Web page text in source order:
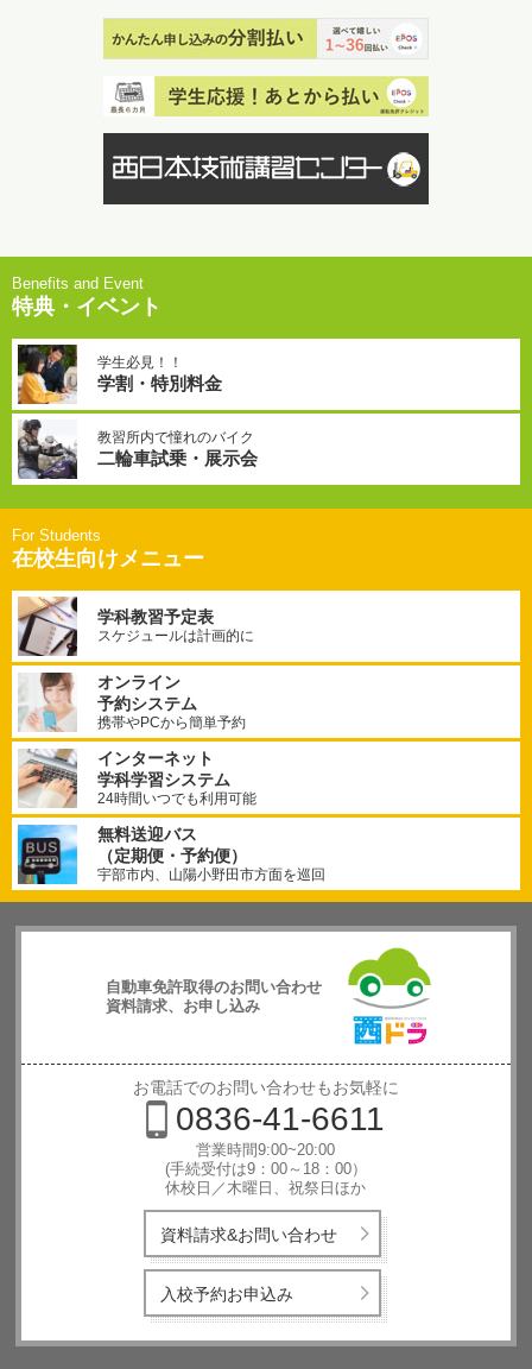
特典・イベント
学生必見！！
学割・特別料金
教習所内で憧れのバイク
二輪車試乗・展示会
在校生向けメニュー
学科教習予定表
スケジュールは計画的に
オンライン
予約システム
携帯やPCから簡単予約
インターネット
学科学習システム
24時間いつでも利用可能
無料送迎バス
（定期便・予約便）
宇部市内、山陽小野田市方面を巡回
自動車免許取得のお問い合わせ
資料請求、お申し込み
西日本自動
車学校
お電話でのお問い合わせもお気軽に
0836-41-6611
営業時間9:00~20:00
(手続受付は9：00～18：00）
休校日／木曜日、祝祭日ほか
資料請求&お問い合わせ
入校予約お申込み